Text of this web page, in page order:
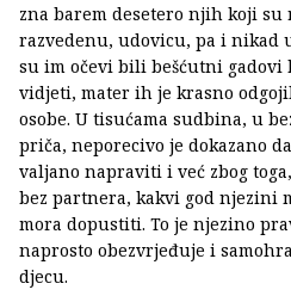
zna barem desetero njih koji
razvedenu, udovicu, pa i nikad
su im očevi bili bešćutni
vidjeti, mater ih je krasno
osobe. U tisućama sudbina, u
priča, neporecivo je dokazano
valjano napraviti i već zbog
bez partnera, kakvi god njezini
mora dopustiti. To je njezino
naprosto obezvrjeđuje i
djecu.